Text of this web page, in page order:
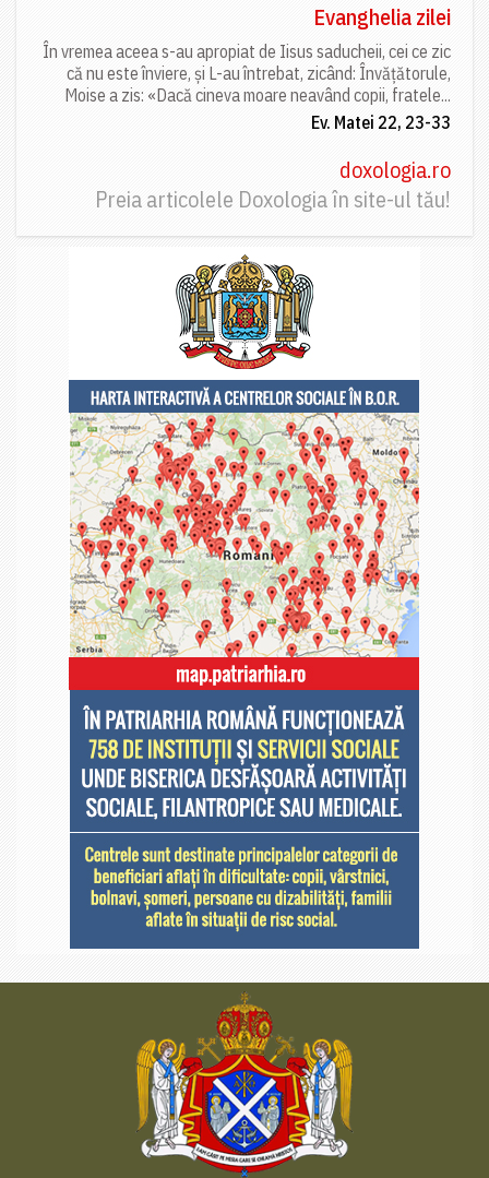
Evanghelia zilei
În vremea aceea s-au apropiat de Iisus saducheii, cei ce zic
că nu este înviere, și L-au întrebat, zicând: Învățătorule,
Moise a zis: «Dacă cineva moare neavând copii, fratele...
Ev. Matei 22, 23-33
doxologia.ro
Preia articolele Doxologia în site-ul tău!